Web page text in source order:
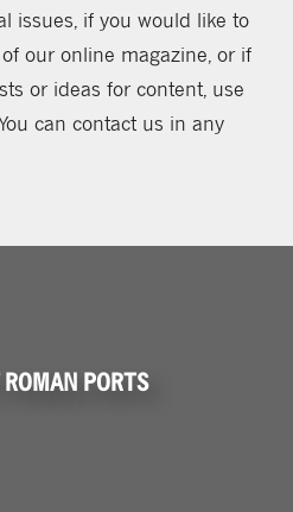
issues, if you would like to
our online magazine, or if
or ideas for content, use
can contact us in any
PORTS